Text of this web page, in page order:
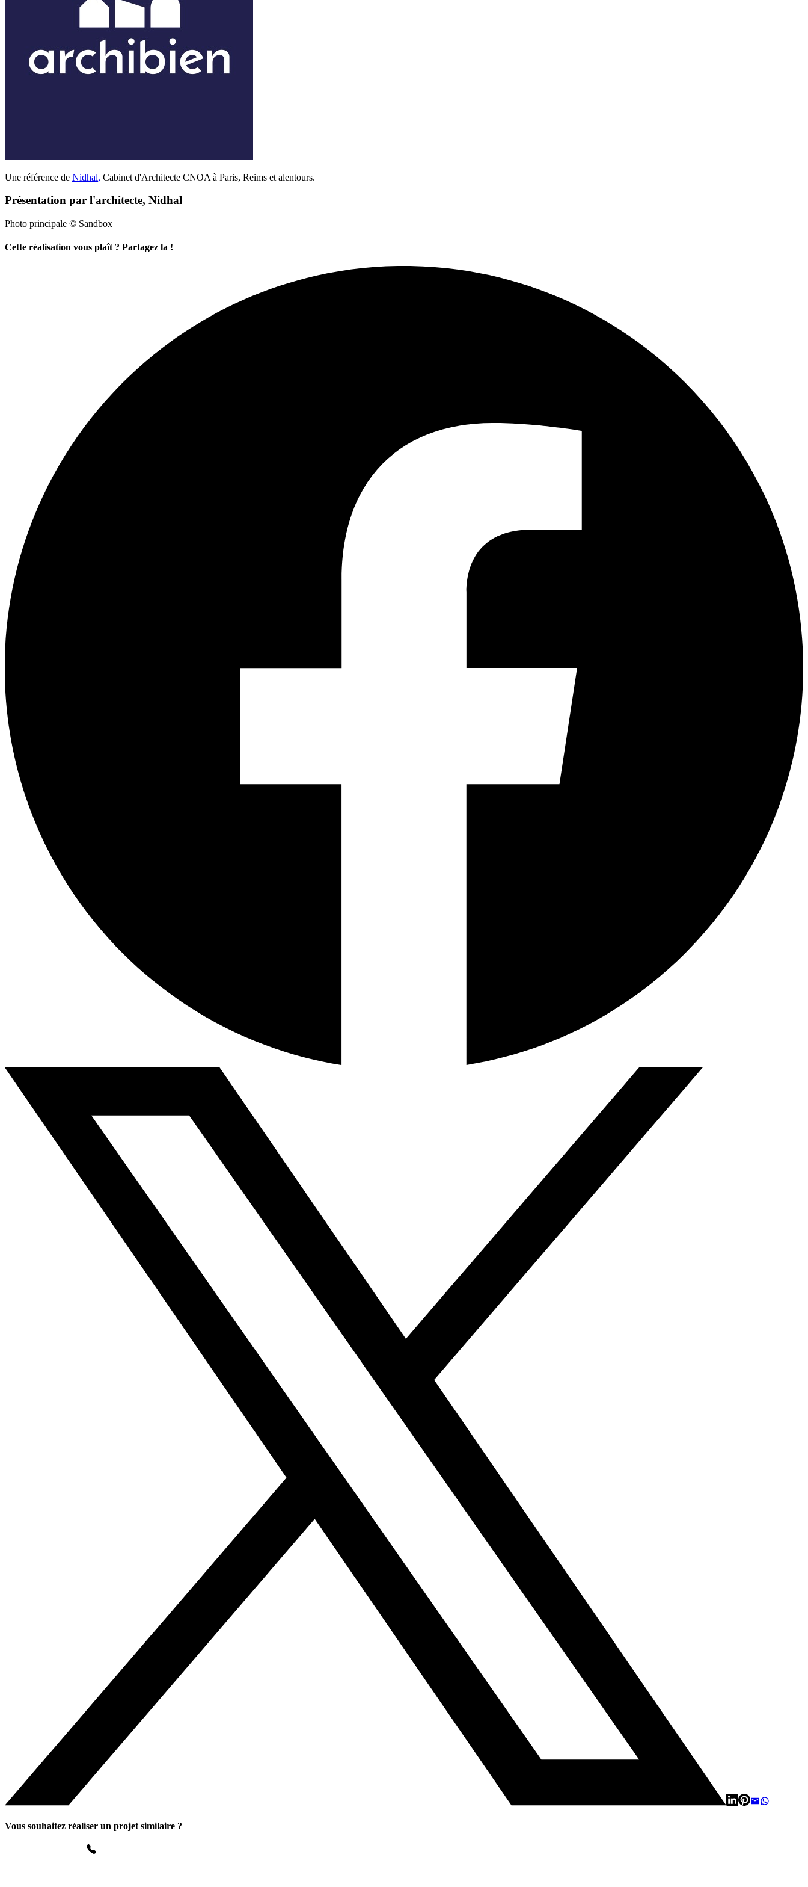
Une référence de Nidhal, Cabinet d'Architecte CNOA à Paris, Reims et alentours.
Présentation par l'architecte, Nidhal
Photo principale © Sandbox
Cette réalisation vous plaît ? Partagez la !
Vous souhaitez réaliser un projet similaire ?